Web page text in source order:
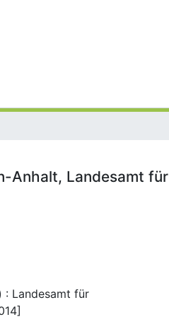
Anhalt, Landesamt für
: Landesamt für